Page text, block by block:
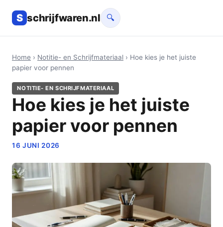
S schrijfwaren.nl 🔍
Home › Notitie- en Schrijfmateriaal › Hoe kies je het juiste
papier voor pennen
NOTITIE- EN SCHRIJFMATERIAAL
Hoe kies je het juiste
papier voor pennen
16 JUNI 2026